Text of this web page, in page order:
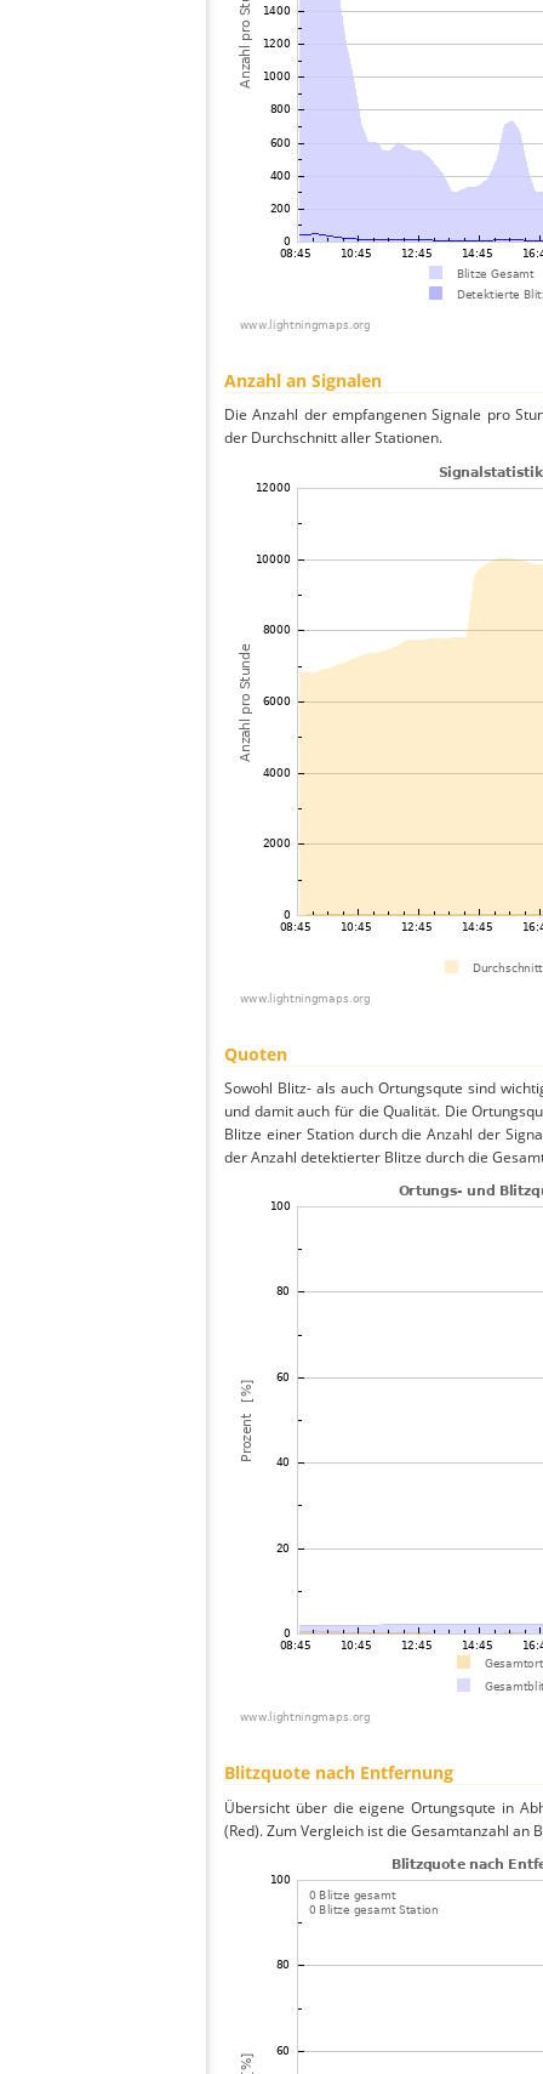
Anzahl an Signalen
Die Anzahl der empfangenen Signale pro
der Durchschnitt aller Stationen.
Quoten
Sowohl Blitz- als auch Ortungsqute sind
und damit auch für die Qualität. Die
Blitze einer Station durch die Anzahl der
der Anzahl detektierter Blitze durch die
Blitzquote nach Entfernung
Übersicht über die eigene Ortungsqute in
(Red). Zum Vergleich ist die Gesamtanzahl an